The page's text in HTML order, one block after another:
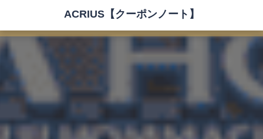
ACRIUS【クーポンノート】